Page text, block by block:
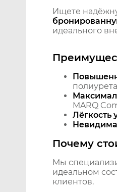
Ищете
идеального
MARQ
Лёгкость
Почему
Мы
идеальном
клиентов.